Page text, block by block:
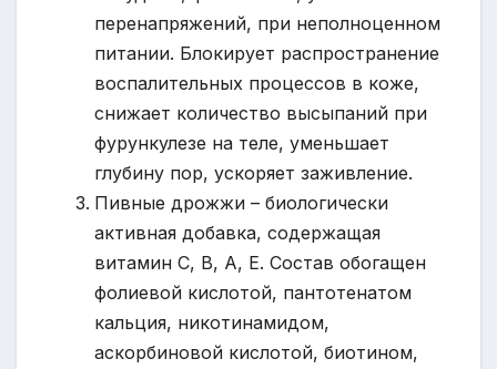
перенапряжений, при неполноценном
питании. Блокирует распространение
воспалительных процессов в коже,
снижает количество высыпаний при
фурункулезе на теле, уменьшает
глубину пор, ускоряет заживление.
Пивные дрожжи – биологически
активная добавка, содержащая
витамин С, В, А, Е. Состав обогащен
фолиевой кислотой, пантотенатом
кальция, никотинамидом,
аскорбиновой кислотой, биотином,